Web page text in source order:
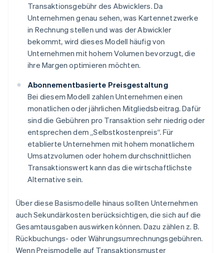
Transaktionsgebühr des Abwicklers. Da
Unternehmen genau sehen, was Kartennetzwerke
in Rechnung stellen und was der Abwickler
bekommt, wird dieses Modell häufig von
Unternehmen mit hohem Volumen bevorzugt, die
ihre Margen optimieren möchten.
Abonnementbasierte Preisgestaltung
Bei diesem Modell zahlen Unternehmen einen
monatlichen oder jährlichen Mitgliedsbeitrag. Dafür
sind die Gebühren pro Transaktion sehr niedrig oder
entsprechen dem „Selbstkostenpreis“. Für
etablierte Unternehmen mit hohem monatlichem
Umsatzvolumen oder hohem durchschnittlichen
Transaktionswert kann das die wirtschaftlichste
Alternative sein.
Über diese Basismodelle hinaus sollten Unternehmen
auch Sekundärkosten berücksichtigen, die sich auf die
Gesamtausgaben auswirken können. Dazu zählen z. B.
Rückbuchungs- oder Währungsumrechnungsgebühren.
Wenn Preismodelle auf Transaktionsmuster